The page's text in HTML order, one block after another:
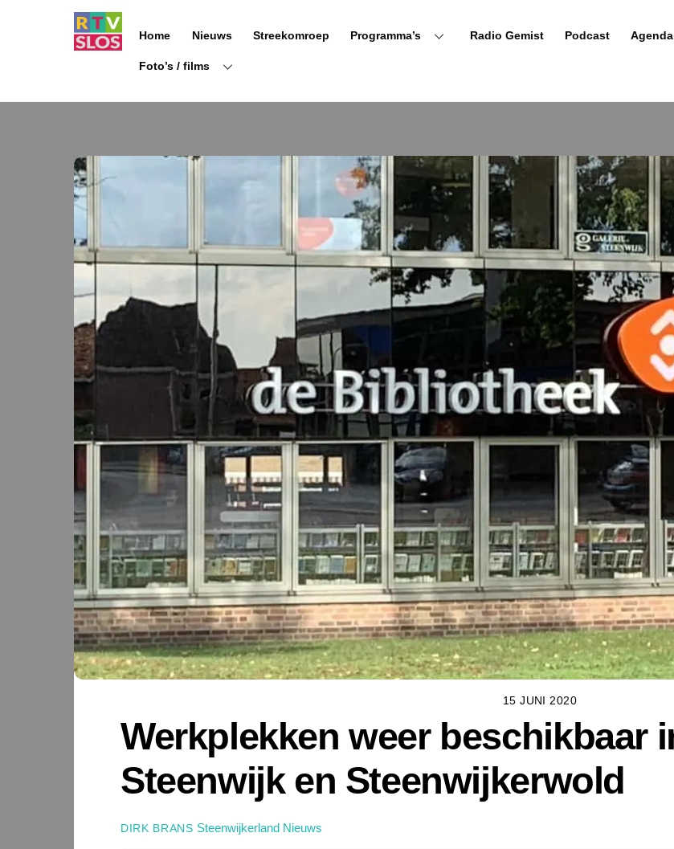
Home Nieuws Streekomroep Programma’s Radio Gemist Podcast Agenda
Foto’s / films
15 JUNI 2020
Werkplekken weer beschikbaar
Steenwijk en Steenwijkerwold
DIRK BRANS Steenwijkerland Nieuws